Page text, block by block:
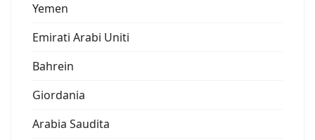
Yemen
Emirati Arabi Uniti
Bahrein
Giordania
Arabia Saudita